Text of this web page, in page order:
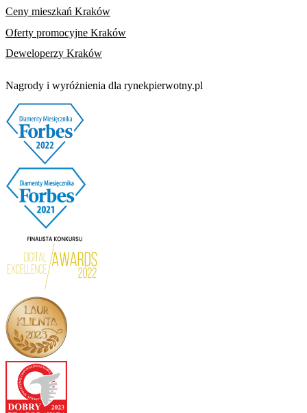
Ceny mieszkań Kraków
Oferty promocyjne Kraków
Deweloperzy Kraków
Nagrody i wyróżnienia dla rynekpierwotny.pl